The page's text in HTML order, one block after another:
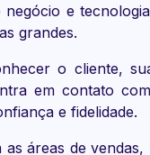
negócio e
grandes.
o cliente,
em contato
e fidelidade.
áreas de